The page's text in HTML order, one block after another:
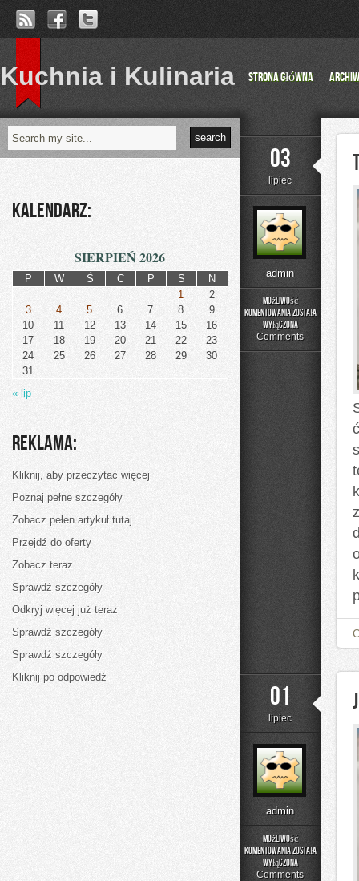
Kuchnia i Kulinaria Strona główna
03
lipiec
admin
Możliwość
komentowania
Trening
domu
została
wyłączona
Comments
01
lipiec
admin
Możliwość
komentowaniazostała
wyłączona
Comments
Kalendarz:
SIERPIEŃ 2026
P W Ś C P S
N
1
2
3
4 5 6 7 8
9
10
11 12 13 14 15
16
17
18 19 20 21 22
23
24
25 26 27 28 29
30
31
« lip
Reklama:
Kliknij, aby przeczytać więcej
Poznaj pełne szczegóły
Zobacz pełen artykuł tutaj
Przejdź do oferty
Zobacz teraz
Sprawdź szczegóły
Odkryj więcej już teraz
Sprawdź szczegóły
Sprawdź szczegóły
Kliknij po odpowiedź